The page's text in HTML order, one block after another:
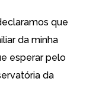
que
da minha
esperar pelo
da